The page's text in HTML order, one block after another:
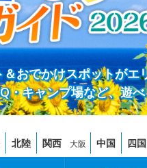
おでかけスポットがエ
・キャンプ場など、遊
北陸 関西 大阪 中国 四国